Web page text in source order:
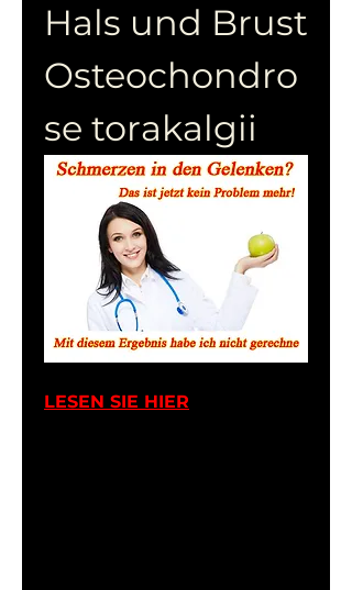
Hals und Brust
Osteochondro
se torakalgii
LESEN SIE HIER